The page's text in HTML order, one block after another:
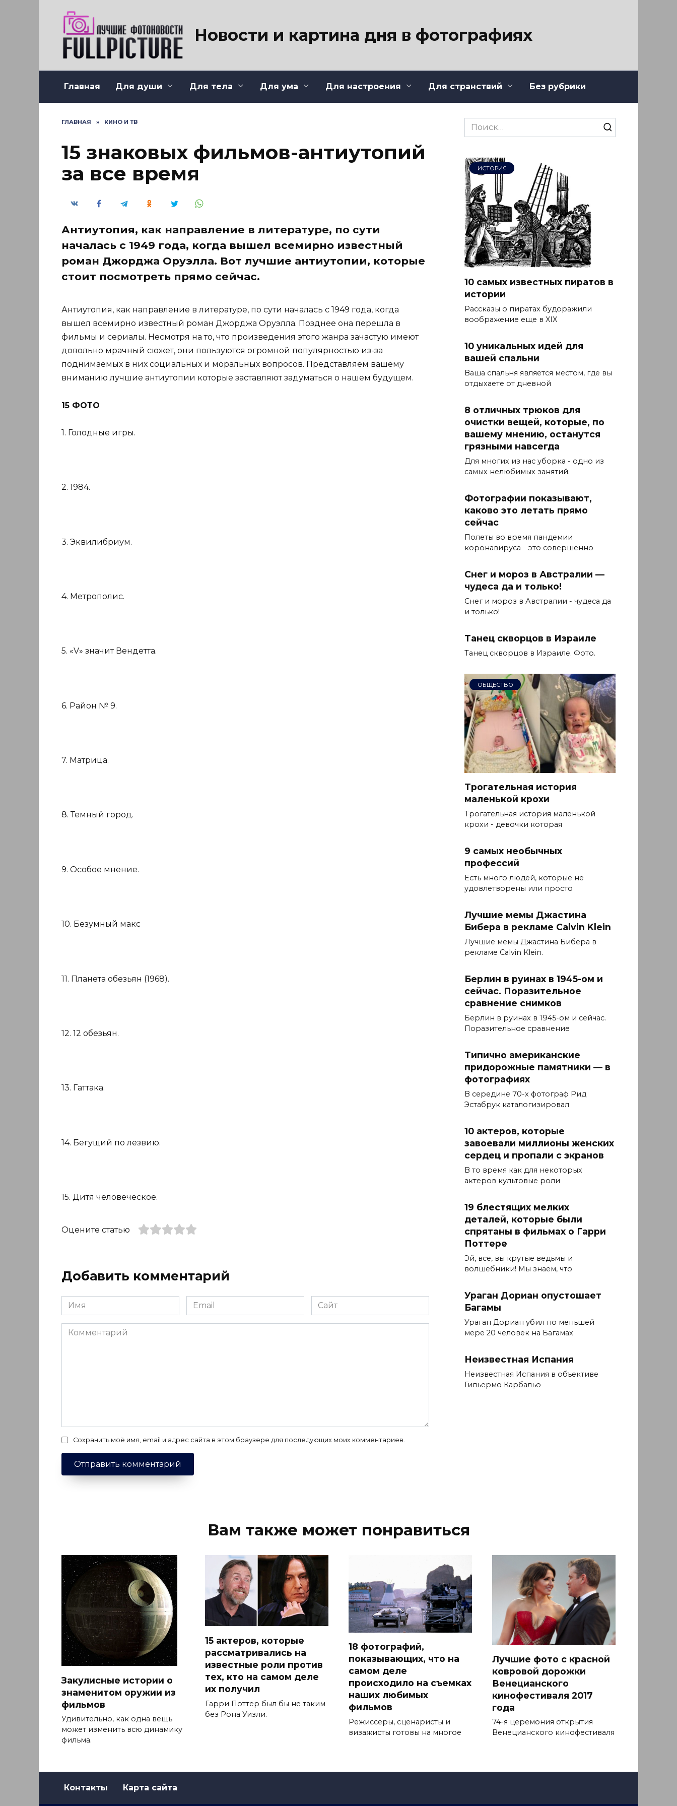
Новости и картина дня в фотографиях
Главная Для души Для тела Для ума Для настроения Для странствий Без рубрики
ГЛАВНАЯ » КИНО И ТВ
15 знаковых фильмов-антиутопий
за все время
Антиутопия, как направление в литературе, по сути
началась с 1949 года, когда вышел всемирно известный
роман Джорджа Оруэлла. Вот лучшие антиутопии, которые
стоит посмотреть прямо сейчас.
Антиутопия, как направление в литературе, по сути началась с 1949 года, когда
вышел всемирно известный роман Джорджа Оруэлла. Позднее она перешла в
фильмы и сериалы. Несмотря на то, что произведения этого жанра зачастую имеют
довольно мрачный сюжет, они пользуются огромной популярностью из-за
поднимаемых в них социальных и моральных вопросов. Представляем вашему
вниманию лучшие антиутопии которые заставляют задуматься о нашем будущем.
15 ФОТО
1. Голодные игры.
2. 1984.
3. Эквилибриум.
4. Метрополис.
5. «V» значит Вендетта.
6. Район № 9.
7. Матрица.
8. Темный город.
9. Особое мнение.
10. Безумный макс
11. Планета обезьян (1968).
12. 12 обезьян.
13. Гаттака.
14. Бегущий по лезвию.
15. Дитя человеческое.
Оцените статью
Добавить комментарий
Имя
*
Email
*
Сайт
Комментарий
Сохранить моё имя, email и адрес сайта в этом браузере для последующих моих комментариев.
Search
for:
ИСТОРИЯ
10 самых известных пиратов в
истории
Рассказы о пиратах будоражили
воображение еще в XIX
10 уникальных идей для
вашей спальни
Ваша спальня является местом, где вы
отдыхаете от дневной
8 отличных трюков для
очистки вещей, которые, по
вашему мнению, останутся
грязными навсегда
Для многих из нас уборка - одно из
самых нелюбимых занятий.
Фотографии показывают,
каково это летать прямо
сейчас
Полеты во время пандемии
коронавируса - это совершенно
Снег и мороз в Австралии —
чудеса да и только!
Снег и мороз в Австралии - чудеса да
и только!
Танец скворцов в Израиле
Танец скворцов в Израиле. Фото.
ОБЩЕСТВО
Трогательная история
маленькой крохи
Трогательная история маленькой
крохи - девочки которая
9 самых необычных
профессий
Есть много людей, которые не
удовлетворены или просто
Лучшие мемы Джастина
Бибера в рекламе Calvin Klein
Лучшие мемы Джастина Бибера в
рекламе Calvin Klein.
Берлин в руинах в 1945-ом и
сейчас. Поразительное
сравнение снимков
Берлин в руинах в 1945-ом и сейчас.
Поразительное сравнение
Типично американские
придорожные памятники — в
фотографиях
В середине 70-х фотограф Рид
Эстабрук каталогизировал
10 актеров, которые
завоевали миллионы женских
сердец и пропали с экранов
В то время как для некоторых
актеров культовые роли
19 блестящих мелких
деталей, которые были
спрятаны в фильмах о Гарри
Поттере
Эй, все, вы крутые ведьмы и
волшебники! Мы знаем, что
Ураган Дориан опустошает
Багамы
Ураган Дориан убил по меньшей
мере 20 человек на Багамах
Неизвестная Испания
Неизвестная Испания в объективе
Гильермо Карбальо
Вам также может понравиться
Закулисные истории о
знаменитом оружии из
фильмов
Удивительно, как одна вещь
может изменить всю динамику
фильма.
15 актеров, которые
рассматривались на
известные роли против
тех, кто на самом деле
их получил
Гарри Поттер был бы не таким
без Рона Уизли.
18 фотографий,
показывающих, что на
самом деле
происходило на съемках
наших любимых
фильмов
Режиссеры, сценаристы и
визажисты готовы на многое
Лучшие фото с красной
ковровой дорожки
Венецианского
кинофестиваля 2017
года
74-я церемония открытия
Венецианского кинофестиваля
Контакты Карта сайта